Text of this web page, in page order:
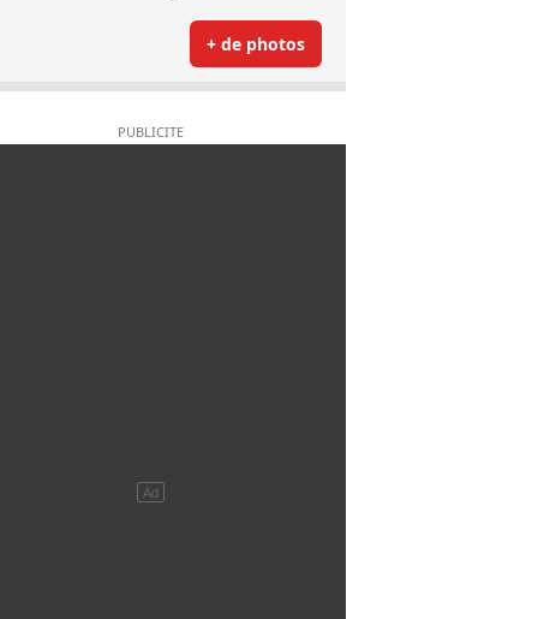
+ de photos